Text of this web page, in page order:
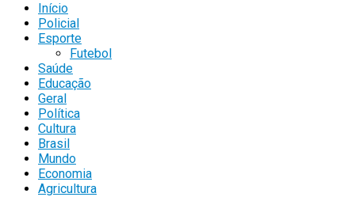
Início
Policial
Esporte
Futebol
Saúde
Educação
Geral
Política
Cultura
Brasil
Mundo
Economia
Agricultura